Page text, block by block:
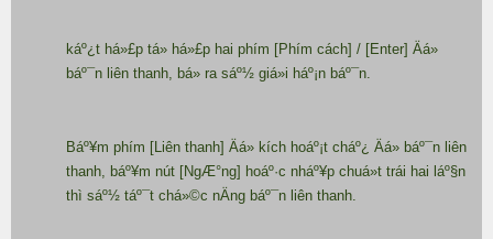
káº¿t há»£p tá» há»£p hai phím [Phím cách] / [Enter] Äá»
báº¯n liên thanh, bá» ra sáº½ giá»i háº¡n báº¯n.
Báº¥m phím [Liên thanh] Äá» kích hoáº¡t cháº¿ Äá» báº¯n liên
thanh, báº¥m nút [NgÆ°ng] hoáº·c nháº¥p chuá»t trái hai láº§n
thì sáº½ táº¯t chá»©c nÄng báº¯n liên thanh.